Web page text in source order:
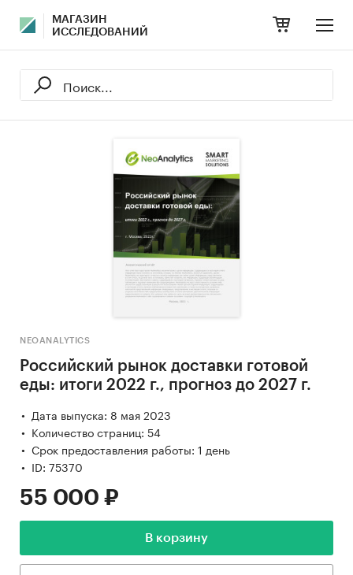
МАГАЗИН
ИССЛЕДОВАНИЙ
NEOANALYTICS
Российский рынок доставки готовой
еды: итоги 2022 г., прогноз до 2027 г.
Дата выпуска: 8 мая 2023
Количество страниц: 54
Срок предоставления работы: 1 день
ID: 75370
55 000 ₽
В корзину